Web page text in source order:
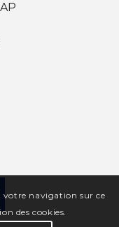
votre navigation sur ce
des cookies.